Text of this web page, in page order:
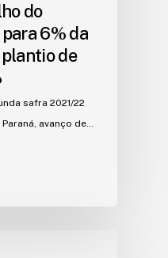
do
6% da
plantio de
safra 2021/22
avanço de…